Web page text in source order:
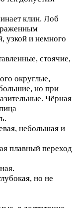
клин. Лоб
узкой и немного
стоячие,
округлые,
но при
Чёрная
небольшая и
плавный переход
но не